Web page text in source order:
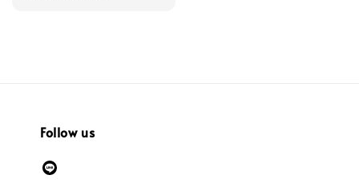
Follow us